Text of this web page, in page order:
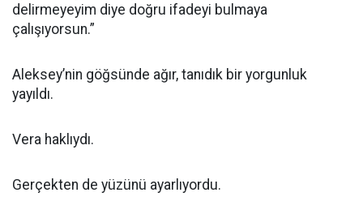
delirmeyeyim diye doğru ifadeyi bulmaya
çalışıyorsun.”
Aleksey’nin göğsünde ağır, tanıdık bir yorgunluk
yayıldı.
Vera haklıydı.
Gerçekten de yüzünü ayarlıyordu.